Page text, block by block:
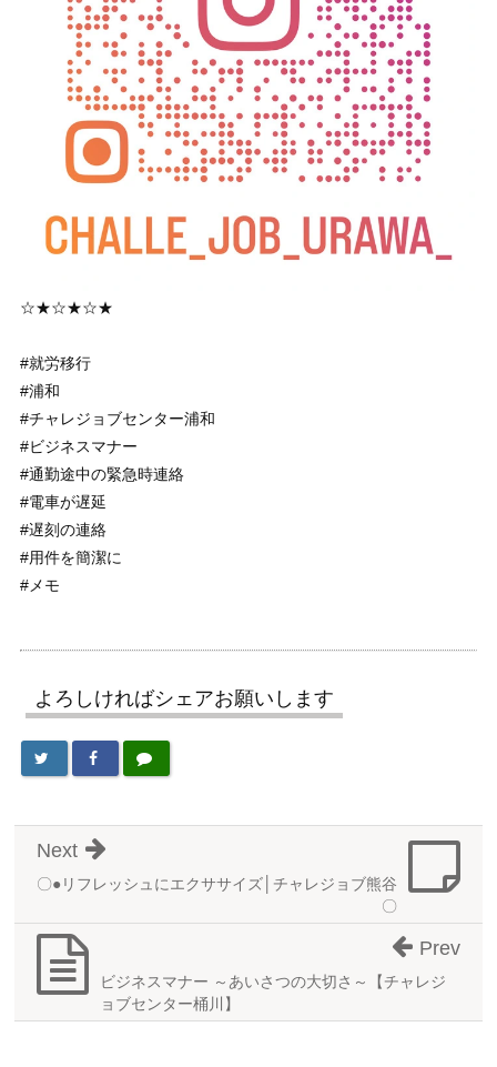
☆★☆★☆★
#就労移行
#浦和
#チャレジョブセンター浦和
#ビジネスマナー
#通勤途中の緊急時連絡
#電車が遅延
#遅刻の連絡
#用件を簡潔に
#メモ
よろしければシェアお願いします
〇●リフレッシュにエクササイズ│チャレジョブ熊谷
〇
Next
ビジネスマナー ～あいさつの大切さ～【チャレジ
ョブセンター桶川】
Prev